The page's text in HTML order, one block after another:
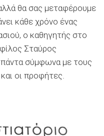
θα σας μεταφέρουμε
κάθε χρόνο ένας
ο καθηγητής στο
Σταύρος
πάντα σύμφωνα με τους
οι προφήτες.